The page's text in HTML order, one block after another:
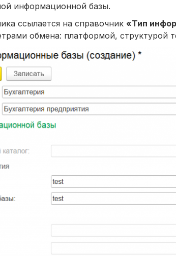
информационной базы.
ссылается на справочник «Тип
обмена: платформой, структурой